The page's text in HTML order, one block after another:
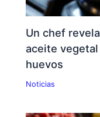
Un chef
aceite
huevos
Noticias